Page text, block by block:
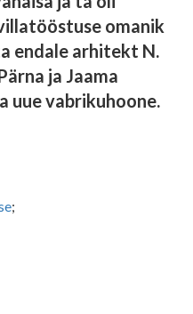
omanik
endale arhitekt N.
ja Jaama
uue vabrikuhoone.
;